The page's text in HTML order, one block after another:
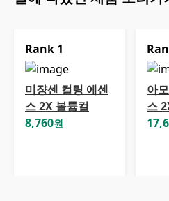
Rank 1
미쟝센 컬링 에센
스 2X 볼륨컬
8,760원
아
스